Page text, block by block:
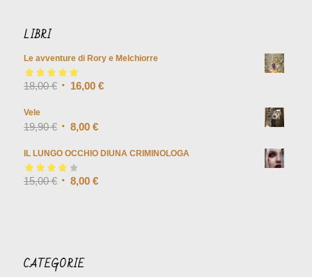
LIBRI
Le avventure di Rory e Melchiorre
Valutato5.00
su
18,00€ 16,00 €
Vele
19,90€ 8,00 €
IL LUNGO OCCHIO DIUNA CRIMINOLOGA
Valutato4.00
15,00€ 8,00 €
CATEGORIE